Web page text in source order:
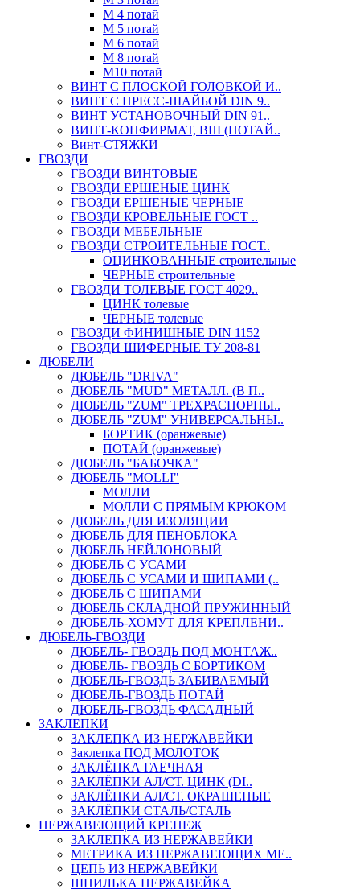
М 4 потай
М 5 потай
М 6 потай
М 8 потай
М10 потай
ВИНТ С ПЛОСКОЙ ГОЛОВКОЙ И..
ВИНТ С ПРЕСС-ШАЙБОЙ DIN 9..
ВИНТ УСТАНОВОЧНЫЙ DIN 91..
ВИНТ-КОНФИРМАТ, ВШ (ПОТАЙ..
Винт-СТЯЖКИ
ГВОЗДИ
ГВОЗДИ ВИНТОВЫЕ
ГВОЗДИ ЕРШЕНЫЕ ЦИНК
ГВОЗДИ ЕРШЕНЫЕ ЧЕРНЫЕ
ГВОЗДИ КРОВЕЛЬНЫЕ ГОСТ ..
ГВОЗДИ МЕБЕЛЬНЫЕ
ГВОЗДИ СТРОИТЕЛЬНЫЕ ГОСТ..
ОЦИНКОВАННЫЕ строительные
ЧЕРНЫЕ строительные
ГВОЗДИ ТОЛЕВЫЕ ГОСТ 4029..
ЦИНК толевые
ЧЕРНЫЕ толевые
ГВОЗДИ ФИНИШНЫЕ DIN 1152
ГВОЗДИ ШИФЕРНЫЕ ТУ 208-81
ДЮБЕЛИ
ДЮБЕЛЬ "DRIVA"
ДЮБЕЛЬ "MUD" МЕТАЛЛ. (В П..
ДЮБЕЛЬ "ZUM" ТРЕХРАСПОРНЫ..
ДЮБЕЛЬ "ZUM" УНИВЕРСАЛЬНЫ..
БОРТИК (оранжевые)
ПОТАЙ (оранжевые)
ДЮБЕЛЬ "БАБОЧКА"
ДЮБЕЛЬ "МOLLI"
МОЛЛИ
МОЛЛИ С ПРЯМЫМ КРЮКОМ
ДЮБЕЛЬ ДЛЯ ИЗОЛЯЦИИ
ДЮБЕЛЬ ДЛЯ ПЕНОБЛОКА
ДЮБЕЛЬ НЕЙЛОНОВЫЙ
ДЮБЕЛЬ С УСАМИ
ДЮБЕЛЬ С УСАМИ И ШИПАМИ (..
ДЮБЕЛЬ С ШИПАМИ
ДЮБЕЛЬ СКЛАДНОЙ ПРУЖИННЫЙ
ДЮБЕЛЬ-ХОМУТ ДЛЯ КРЕПЛЕНИ..
ДЮБЕЛЬ-ГВОЗДИ
ДЮБЕЛЬ- ГВОЗДЬ ПОД МОНТАЖ..
ДЮБЕЛЬ- ГВОЗДЬ С БОРТИКОМ
ДЮБЕЛЬ-ГВОЗДЬ ЗАБИВАЕМЫЙ
ДЮБЕЛЬ-ГВОЗДЬ ПОТАЙ
ДЮБЕЛЬ-ГВОЗДЬ ФАСАДНЫЙ
ЗАКЛЕПКИ
ЗАКЛЕПКА ИЗ НЕРЖАВЕЙКИ
Заклепка ПОД МОЛОТОК
ЗАКЛЁПКА ГАЕЧНАЯ
ЗАКЛЁПКИ АЛ/СТ. ЦИНК (DI..
ЗАКЛЁПКИ АЛ/СТ. ОКРАШЕНЫЕ
ЗАКЛЁПКИ СТАЛЬ/СТАЛЬ
НЕРЖАВЕЮЩИЙ КРЕПЕЖ
ЗАКЛЕПКА ИЗ НЕРЖАВЕЙКИ
МЕТРИКА ИЗ НЕРЖАВЕЮЩИХ МЕ..
ЦЕПЬ ИЗ НЕРЖАВЕЙКИ
ШПИЛЬКА НЕРЖАВЕЙКА